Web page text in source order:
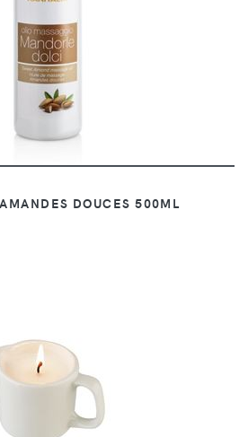
DÉTAILS
DOUCES 500ML
DÉTAILS